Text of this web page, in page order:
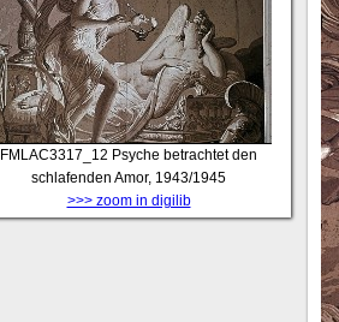
FMLAC3317_12 Psyche betrachtet den
schlafenden Amor, 1943/1945
>>> zoom in digilib